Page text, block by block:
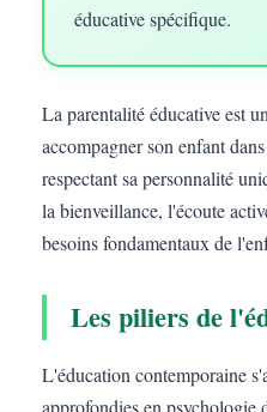
éducative spécifique.
La parentalité éducative est
accompagner son enfant
respectant sa personnalité
la bienveillance, l'écoute
besoins fondamentaux de
Les piliers de
L'éducation contemporaine
approfondies en psychologie